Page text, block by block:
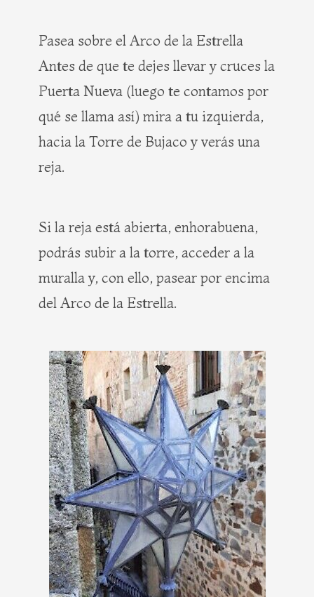
Pasea sobre el Arco de la Estrella
Antes de que te dejes llevar y cruces la
Puerta Nueva (luego te contamos por
qué se llama así) mira a tu izquierda,
hacia la Torre de Bujaco y verás una
reja.
Si la reja está abierta, enhorabuena,
podrás subir a la torre, acceder a la
muralla y, con ello, pasear por encima
del Arco de la Estrella.